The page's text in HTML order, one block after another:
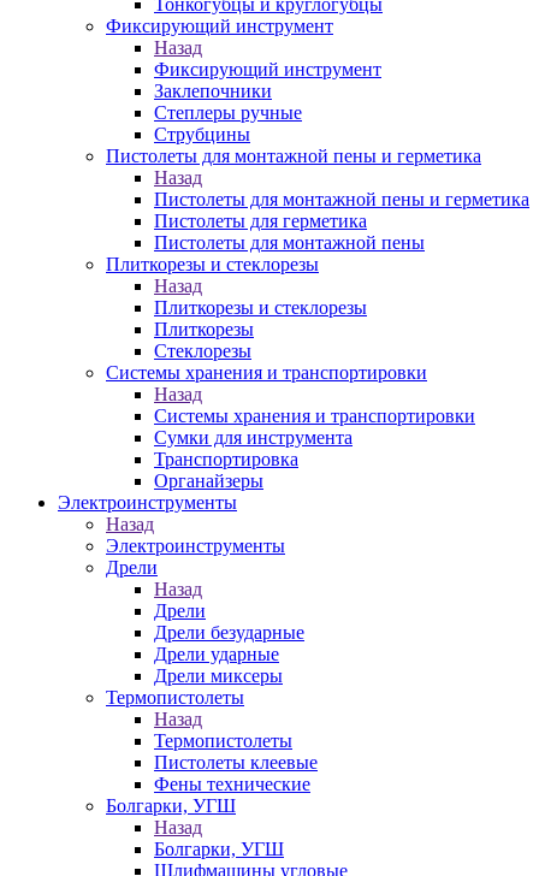
Тонкогубцы и круглогубцы
Фиксирующий инструмент
Назад
Фиксирующий инструмент
Заклепочники
Степлеры ручные
Струбцины
Пистолеты для монтажной пены и герметика
Назад
Пистолеты для монтажной пены и герметика
Пистолеты для герметика
Пистолеты для монтажной пены
Плиткорезы и стеклорезы
Назад
Плиткорезы и стеклорезы
Плиткорезы
Стеклорезы
Системы хранения и транспортировки
Назад
Системы хранения и транспортировки
Сумки для инструмента
Транспортировка
Органайзеры
Электроинструменты
Назад
Электроинструменты
Дрели
Назад
Дрели
Дрели безударные
Дрели ударные
Дрели миксеры
Термопистолеты
Назад
Термопистолеты
Пистолеты клеевые
Фены технические
Болгарки, УГШ
Назад
Болгарки, УГШ
Шлифмашины угловые